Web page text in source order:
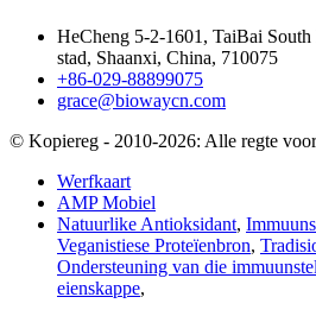
HeCheng 5-2-1601, TaiBai
stad, Shaanxi, China, 710075
+86-029-88899075
grace@biowaycn.com
© Kopiereg - 2010-2026: Alle regte
Werfkaart
AMP Mobiel
Natuurlike Antioksidant,
Veganistiese Proteïenbron,
Ondersteuning van die
eienskappe,